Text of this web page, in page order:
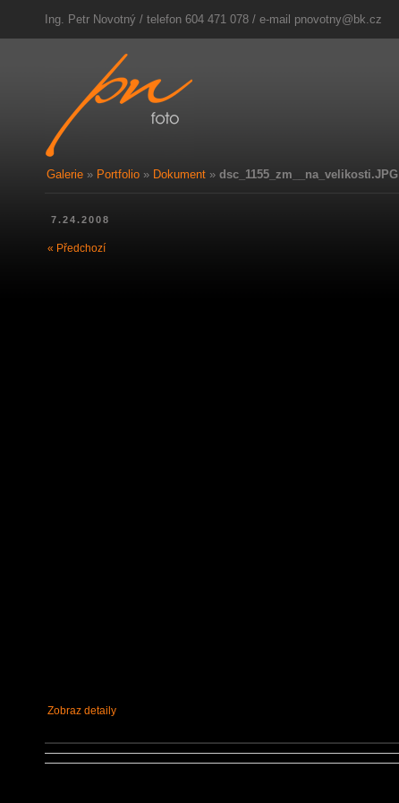
Ing. Petr Novotný / telefon 604 471 078 / e-mail pnovotny@bk.cz
Galerie » Portfolio » Dokument » dsc_1155_zm__na_velikosti.JPG
7.24.2008
« Předchozí
Zobraz detaily